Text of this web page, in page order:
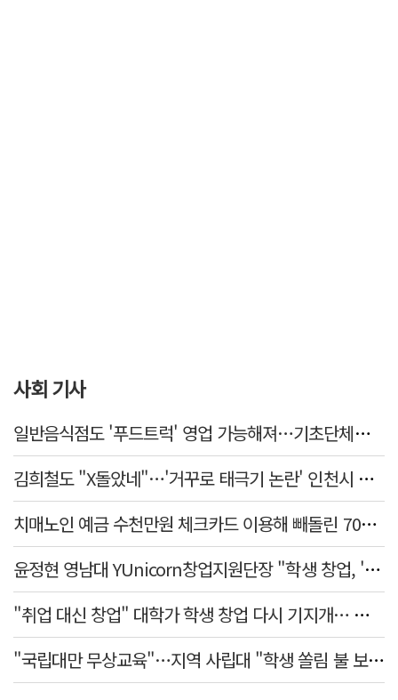
사회 기사
일반음식점도 '푸드트럭' 영업 가능해져…기초단체별 조례 개정 움직임
김희철도 "X돌았네"…'거꾸로 태극기 논란' 인천시 현수막, 이틀 만에 철거
치매노인 예금 수천만원 체크카드 이용해 빼돌린 70대 간병인, 집행유예
윤정현 영남대 YUnicorn창업지원단장 "학생 창업, '팀 빌딩'이 제일 중요"
"취업 대신 창업" 대학가 학생 창업 다시 기지개… 창업자·기업·매출 동반 성장
"국립대만 무상교육"…지역 사립대 "학생 쏠림 불 보듯"